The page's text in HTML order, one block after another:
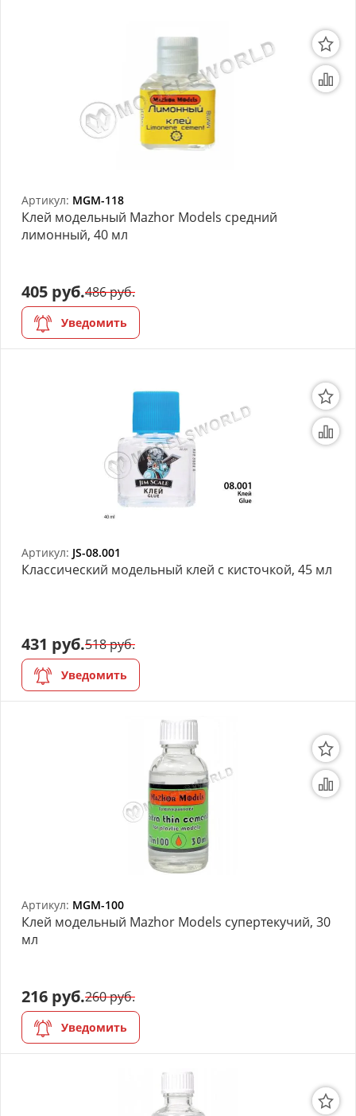
Артикул: MGM-118
Клей модельный Mazhor Models средний
лимонный, 40 мл
405 руб.486 руб.
Уведомить
Артикул: JS-08.001
Классический модельный клей с кисточкой, 45 мл
431 руб.518 руб.
Уведомить
Артикул: MGM-100
Клей модельный Mazhor Models супертекучий, 30
мл
216 руб.260 руб.
Уведомить